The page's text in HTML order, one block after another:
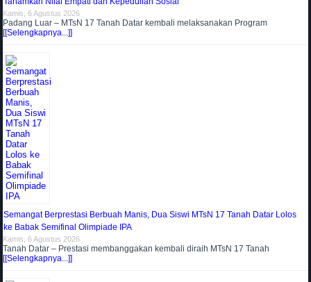
Kamis, 6 Agustus 2026
Padang Luar – MTsN 17 Tanah Datar kembali melaksanakan Program
[[Selengkapnya...]]
Semangat Berprestasi Berbuah Manis, Dua Siswi MTsN 17 Tanah Datar Lolos
ke Babak Semifinal Olimpiade IPA
Kamis, 6 Agustus 2026
Tanah Datar – Prestasi membanggakan kembali diraih MTsN 17 Tanah
[[Selengkapnya...]]